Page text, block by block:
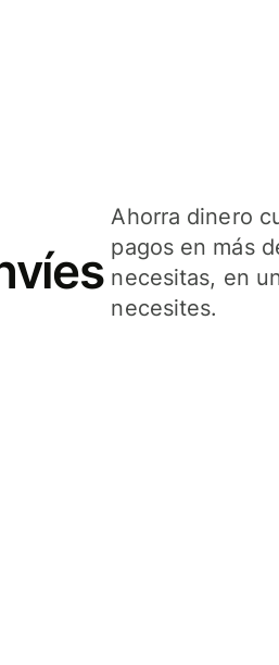
Ahorra dinero
pagos en más
necesitas, en
necesites.